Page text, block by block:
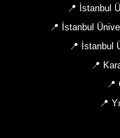
📍 İstanbul
📍 İstanbul
📍 İstanbul
📍
📍
📍